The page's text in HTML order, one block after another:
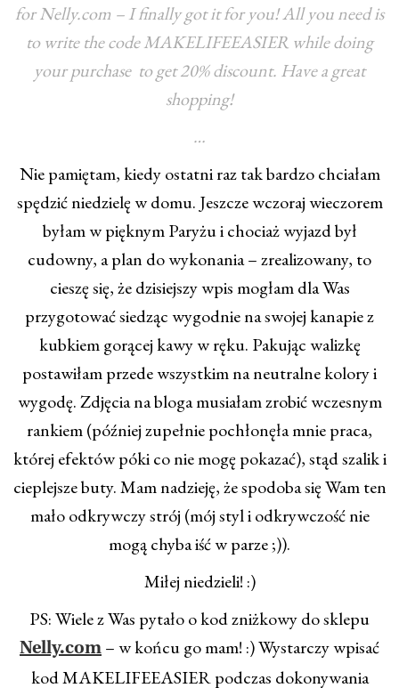
for Nelly.com – I finally got it for you! All you need is
to write the code MAKELIFEEASIER while doing
your purchase to get 20% discount. Have a great
shopping!
…
Nie pamiętam, kiedy ostatni raz tak bardzo chciałam
spędzić niedzielę w domu. Jeszcze wczoraj wieczorem
byłam w pięknym Paryżu i chociaż wyjazd był
cudowny, a plan do wykonania – zrealizowany, to
cieszę się, że dzisiejszy wpis mogłam dla Was
przygotować siedząc wygodnie na swojej kanapie z
kubkiem gorącej kawy w ręku. Pakując walizkę
postawiłam przede wszystkim na neutralne kolory i
wygodę. Zdjęcia na bloga musiałam zrobić wczesnym
rankiem (później zupełnie pochłonęła mnie praca,
której efektów póki co nie mogę pokazać), stąd szalik i
cieplejsze buty. Mam nadzieję, że spodoba się Wam ten
mało odkrywczy strój (mój styl i odkrywczość nie
mogą chyba iść w parze ;)).
Miłej niedzieli! :)
PS: Wiele z Was pytało o kod zniżkowy do sklepu
Nelly.com – w końcu go mam! :) Wystarczy wpisać
kod MAKELIFEEASIER podczas dokonywania